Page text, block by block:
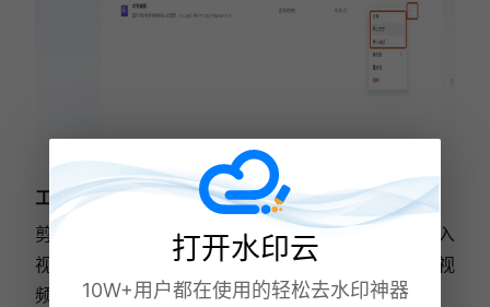
工具三：剪映
剪映不仅是视频编辑神器，同样支持视频转文字。导入
视频后，借助软件的智能字幕识别技术，就能快速将视
频语音转换成文字，非常适合制作字幕、整理笔记。
打开水印云
10W+用户都在使用的轻松去水印神器